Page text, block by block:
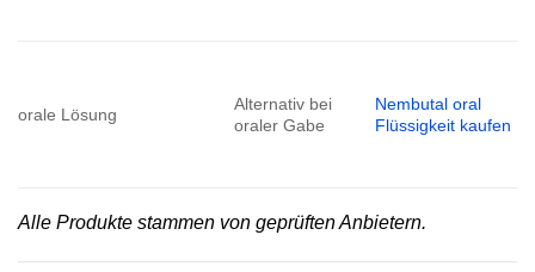
orale Lösung
Alternativ bei
oraler Gabe
Nembutal oral
Flüssigkeit kaufen
Alle Produkte stammen von geprüften Anbietern.